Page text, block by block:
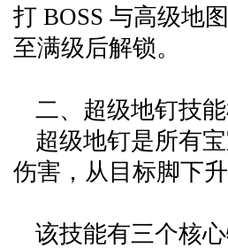
打 BOSS 与高级地
至满级后解锁。
二、超级地钉技
超级地钉是所有
伤害，从目标脚下
该技能有三个核